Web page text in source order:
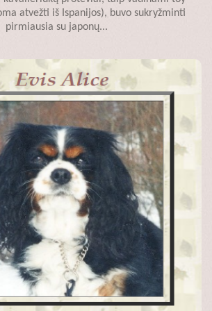
atvežti iš Ispanijos), buvo sukryžminti
pirmiausia su japonų...